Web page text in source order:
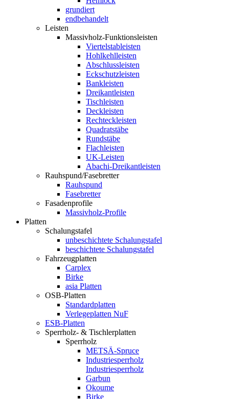
grundiert
endbehandelt
Leisten
Massivholz-Funktionsleisten
Viertelstableisten
Hohlkehlleisten
Abschlussleisten
Eckschutzleisten
Bankleisten
Dreikantleisten
Tischleisten
Deckleisten
Rechteckleisten
Quadratstäbe
Rundstäbe
Flachleisten
UK-Leisten
Abachi-Dreikantleisten
Rauhspund/Fasebretter
Rauhspund
Fasebretter
Fasadenprofile
Massivholz-Profile
Platten
Schalungstafel
unbeschichtete Schalungstafel
beschichtete Schalungstafel
Fahrzeugplatten
Carplex
Birke
asia Platten
OSB-Platten
Standardplatten
Verlegeplatten NuF
ESB-Platten
Sperrholz- & Tischlerplatten
Sperrholz
METSÄ-Spruce
Industriesperrholz
Industriesperrholz
Garbun
Okoume
Birke